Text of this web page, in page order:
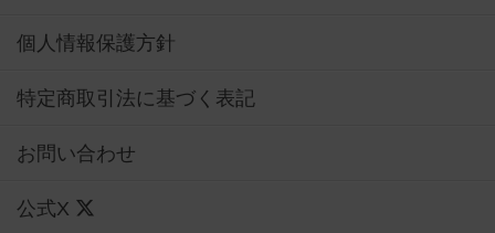
個人情報保護方針
特定商取引法に基づく表記
お問い合わせ
公式X